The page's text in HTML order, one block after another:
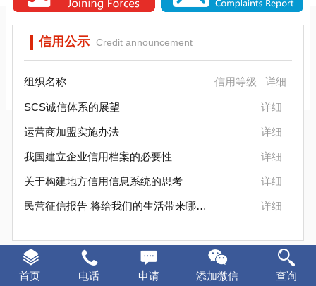
首页 电话 申请 添加微信 查询
信用公示 Credit announcement
组织名称 信用等级 详细
SCS诚信体系的展望 详细
运营商加盟实施办法 详细
我国建立企业信用档案的必要性 详细
关于构建地方信用信息系统的思考 详细
民营征信报告 将给我们的生活带来哪些变化 详细
证书样本Certificate sample